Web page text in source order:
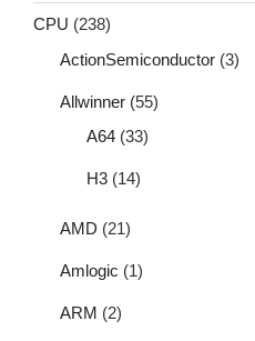
CPU (238)
ActionSemiconductor (3)
Allwinner (55)
A64 (33)
H3 (14)
AMD (21)
Amlogic (1)
ARM (2)